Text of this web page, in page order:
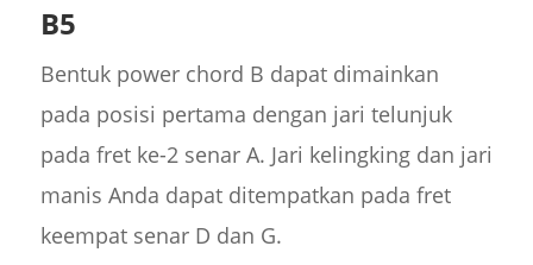
B5
Bentuk power chord B dapat dimainkan
pada posisi pertama dengan jari telunjuk
pada fret ke-2 senar A. Jari kelingking dan jari
manis Anda dapat ditempatkan pada fret
keempat senar D dan G.